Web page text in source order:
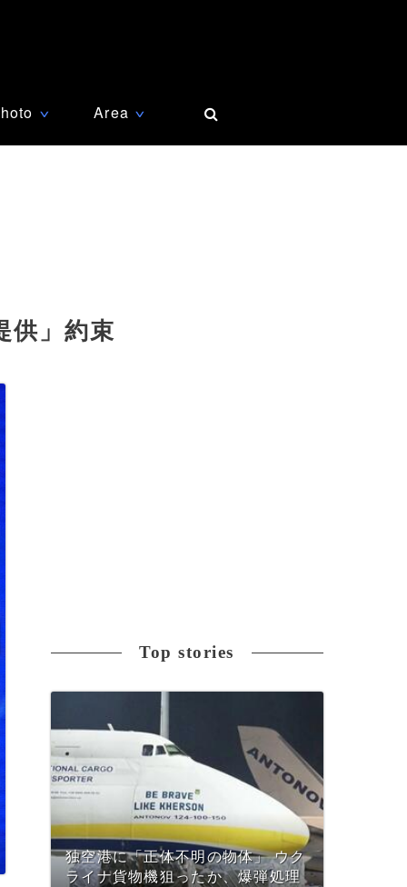
∨ Area ∨
供」約束
Top stories
独空港に「正体不明の物体」 ウク
ライナ貨物機狙ったか、爆弾処理